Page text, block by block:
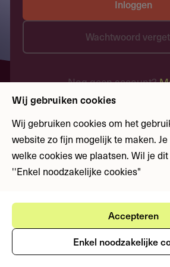
Inloggen
Wachtwoord
Nog geen account?
Wij gebruiken cookies
Wij gebruiken cookies om het
website zo fijn mogelijk te maken.
welke cookies we plaatsen. Wil je
''Enkel noodzakelijke cookies"
Accepteren
Enkel noodzakelijke